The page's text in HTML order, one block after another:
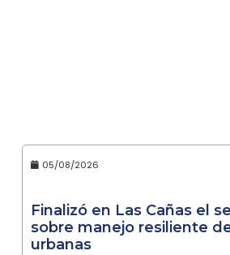
05/08/2026
Finalizó en Las Cañas el
sobre manejo resiliente
urbanas